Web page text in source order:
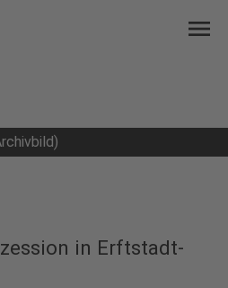
menu
in Erftstadt-